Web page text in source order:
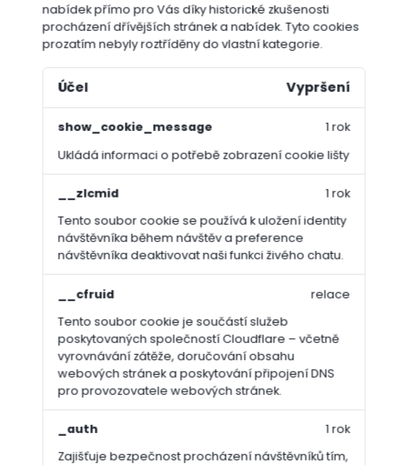
nabídek přímo pro Vás díky historické zkušenosti
procházení dřívějších stránek a nabídek. Tyto cookies
prozatím nebyly roztříděny do vlastní kategorie.
Účel Vypršení
show_cookie_message
Ukládá informaci o potřebě zobrazení cookie lišty
1 rok
__zlcmid
Tento soubor cookie se používá k uložení identity
návštěvníka během návštěv a preference
návštěvníka deaktivovat naši funkci živého chatu.
1 rok
__cfruid
Tento soubor cookie je součástí služeb
poskytovaných společností Cloudflare – včetně
vyrovnávání zátěže, doručování obsahu
webových stránek a poskytování připojení DNS
pro provozovatele webových stránek.
relace
_auth
Zajišťuje bezpečnost procházení návštěvníků tím,
1 rok
PĚSTOVÁNÍ A VÝSADBA
EKOLOGICKÉ PĚSTOVÁNÍ
TEXTILIE
OKRASNÉ KAMENY
TRÁVNÍKOVÉ KOBERCE
ZVÝHODNĚNÉ BALÍČKY
VÝHODNÉ PALETY
DÁRKY PRO ZAHRÁDKÁŘE